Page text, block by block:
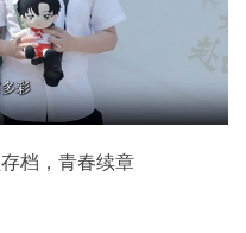
档，青春续章